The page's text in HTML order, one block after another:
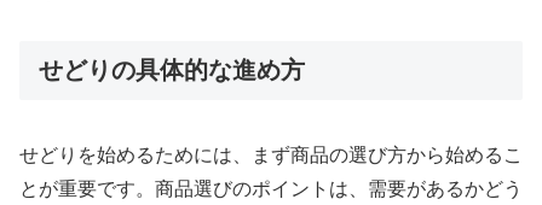
せどりの具体的な進め方
せどりを始めるためには、まず商品の選び方から始めるこ
とが重要です。商品選びのポイントは、需要があるかどう